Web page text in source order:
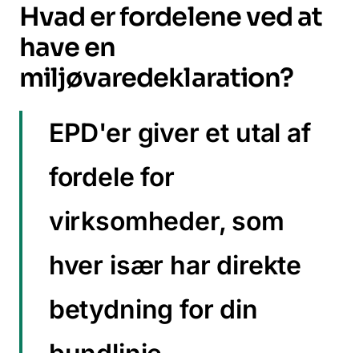
Hvad er fordelene ved at
have en
miljøvaredeklaration?
EPD'er giver et utal af
fordele for
virksomheder, som
hver især har direkte
betydning for din